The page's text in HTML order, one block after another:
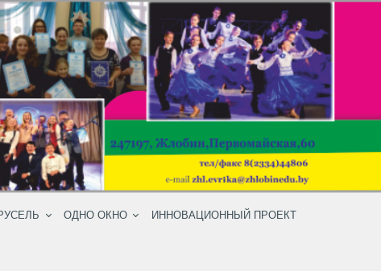
ОДНО ОКНО ИННОВАЦИОННЫЙ ПРОЕКТ